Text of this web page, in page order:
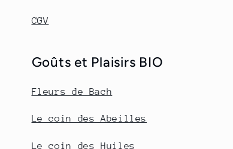
CGV
Goûts et Plaisirs BIO
Fleurs de Bach
Le coin des Abeilles
Le coin des Huiles